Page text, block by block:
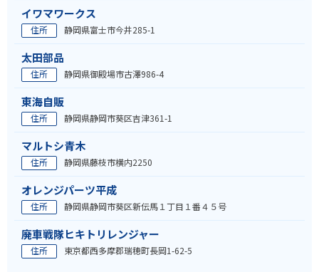
イワマワークス
住所 静岡県富士市今井285-1
太田部品
住所 静岡県御殿場市古澤986-4
東海自販
住所 静岡県静岡市葵区吉津361-1
マルトシ青木
住所 静岡県藤枝市横内2250
オレンジパーツ平成
住所 静岡県静岡市葵区新伝馬１丁目１番４５号
廃車戦隊ヒキトリレンジャー
住所 東京都西多摩郡瑞穂町長岡1-62-5